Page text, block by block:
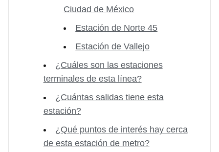
Ciudad de México
Estación de Norte 45
Estación de Vallejo
¿Cuáles son las estaciones
terminales de esta línea?
¿Cuántas salidas tiene esta
estación?
¿Qué puntos de interés hay cerca
de esta estación de metro?